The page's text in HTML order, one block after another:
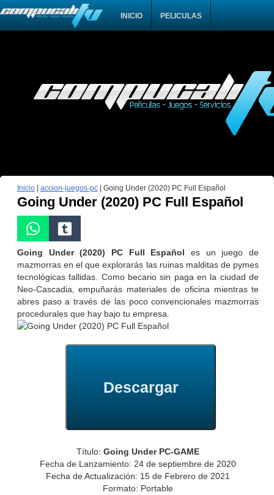
INICIO PELICULAS
Inicio| accion-juegos-pc| Going Under (2020) PC Full Español
Going Under (2020) PC Full Español
Going Under (2020) PC Full Español es un juego de
mazmorras en el que explorarás las ruinas malditas de pymes
tecnológicas fallidas. Como becario sin paga en la ciudad de
Neo-Cascadia, empuñarás materiales de oficina mientras te
abres paso a través de las poco convencionales mazmorras
procedurales que hay bajo tu empresa.
Descargar
Título: Going Under PC-GAME
Fecha de Lanzamiento: 24 de septiembre de 2020
Fecha de Actualización: 15 de Febrero de 2021
Formato: Portable